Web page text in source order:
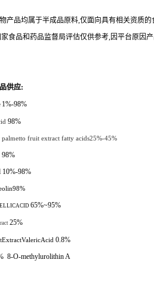
产品均属于半成品原料 仅面向具有相关资质
食品和药品监督局评估仅供参考 因平台原因
供应:
1%-98%
98%
palmetto fruit extract fatty acids25%-45%
10%-98%
65%~95%
25%
0.8%
8-O-methylurolithin A